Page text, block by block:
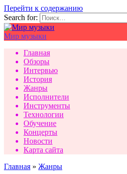
Перейти к содержанию
Search for:
Мир музыки
Главная
Обзоры
Интервью
История
Жанры
Исполнители
Инструменты
Технологии
Обучение
Концерты
Новости
Карта сайта
Главная » Жанры